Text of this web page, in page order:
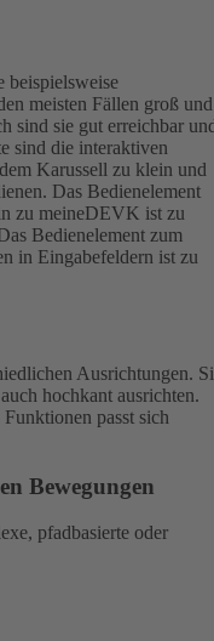
beispielsweise
meisten Fällen groß und
sind sie gut erreichbar
sind die interaktiven
Karussell zu klein und
Das Bedienelement
zu meineDEVK ist zu
Bedienelement zum
in Eingabefeldern ist zu
Ausrichtungen.
hochkant ausrichten.
passt sich
Bewegungen
pfadbasierte oder